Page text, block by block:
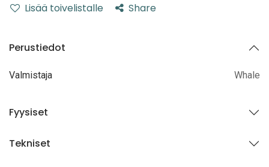
Lisää toivelistalle Share
Perustiedot
Valmistaja Whale
Fyysiset
Tekniset